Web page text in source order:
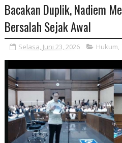
Bacakan Duplik, Nadiem
Bersalah Sejak Awal
Selasa, Juni 23, 2026 Hukum,